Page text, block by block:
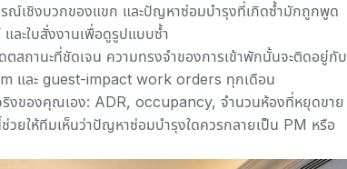
ณ์เชิงบวกของแขก และปัญหาซ่อมบำรุงที่เกิดซ้ำมักถูกพูด
ละใบสั่งงานเพื่อดูรูปแบบซ้ำ
ตสถานะที่ชัดเจน ความทรงจำของการเข้าพักนั้นจะติดอยู่กับ
และ guest-impact work orders ทุกเดือน
ริงของคุณเอง: ADR, occupancy, จำนวนห้องที่หยุดขาย
วยให้ทีมเห็นว่าปัญหาซ่อมบำรุงใดควรกลายเป็น PM หรือ